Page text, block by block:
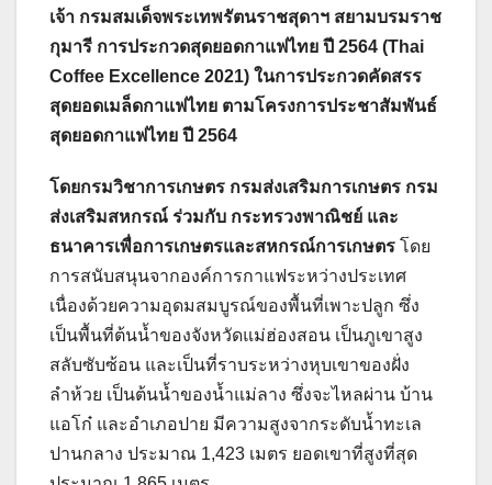
เจ้า กรมสมเด็จพระเทพรัตนราชสุดาฯ สยามบรมราช
กุมารี การประกวดสุดยอดกาแฟไทย ปี 2564 (Thai
Coffee Excellence 2021) ในการประกวดคัดสรร
สุดยอดเมล็ดกาแฟไทย ตามโครงการประชาสัมพันธ์
สุดยอดกาแฟไทย ปี 2564
โดยกรมวิชาการเกษตร กรมส่งเสริมการเกษตร กรม
ส่งเสริมสหกรณ์ ร่วมกับ กระทรวงพาณิชย์ และ
ธนาคารเพื่อการเกษตรและสหกรณ์การเกษตร โดย
การสนับสนุนจากองค์การกาแฟระหว่างประเทศ
เนื่องด้วยความอุดมสมบูรณ์ของพื้นที่เพาะปลูก ซึ่ง
เป็นพื้นที่ต้นน้ำของจังหวัดแม่ฮ่องสอน เป็นภูเขาสูง
สลับซับซ้อน และเป็นที่ราบระหว่างหุบเขาของฝั่ง
ลำห้วย เป็นต้นน้ำของน้ำแม่ลาง ซึ่งจะไหลผ่าน บ้าน
แอโก๋ และอำเภอปาย มีความสูงจากระดับน้ำทะเล
ปานกลาง ประมาณ 1,423 เมตร ยอดเขาที่สูงที่สุด